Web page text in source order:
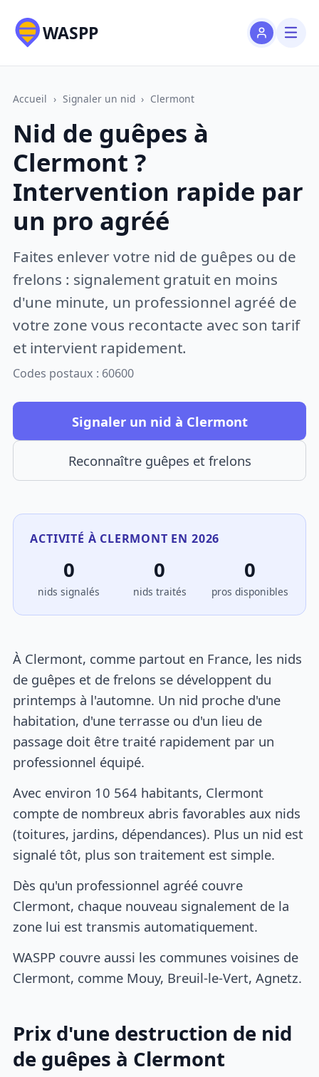
WASPP
Accueil › Signaler un nid › Clermont
Nid de guêpes à
Clermont ?
Intervention rapide par
un pro agréé
Faites enlever votre nid de guêpes ou de
frelons : signalement gratuit en moins
d'une minute, un professionnel agréé de
votre zone vous recontacte avec son tarif
et intervient rapidement.
Codes postaux : 60600
Signaler un nid à Clermont
Reconnaître guêpes et frelons
ACTIVITÉ À CLERMONT EN 2026
0
nids signalés
0
nids traités
0
pros disponibles
À Clermont, comme partout en France, les nids
de guêpes et de frelons se développent du
printemps à l'automne. Un nid proche d'une
habitation, d'une terrasse ou d'un lieu de
passage doit être traité rapidement par un
professionnel équipé.
Avec environ 10 564 habitants, Clermont
compte de nombreux abris favorables aux nids
(toitures, jardins, dépendances). Plus un nid est
signalé tôt, plus son traitement est simple.
Dès qu'un professionnel agréé couvre
Clermont, chaque nouveau signalement de la
zone lui est transmis automatiquement.
WASPP couvre aussi les communes voisines de
Clermont, comme Mouy, Breuil-le-Vert, Agnetz.
Prix d'une destruction de nid
de guêpes à Clermont